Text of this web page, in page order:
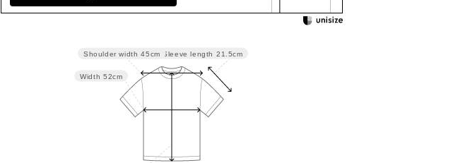
Sleeve length 21.5cm
Width 52cm
Shoulder width 45cm